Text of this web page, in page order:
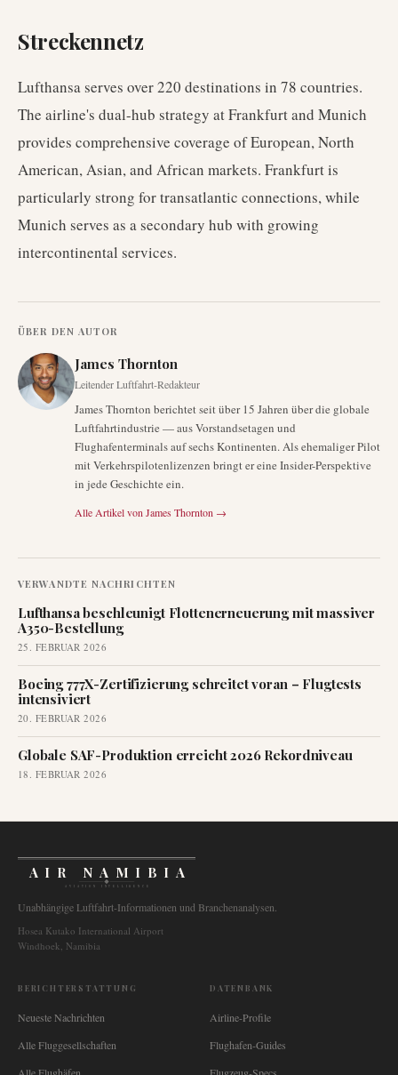
Streckennetz
Lufthansa serves over 220 destinations in 78 countries.
The airline's dual-hub strategy at Frankfurt and Munich
provides comprehensive coverage of European, North
American, Asian, and African markets. Frankfurt is
particularly strong for transatlantic connections, while
Munich serves as a secondary hub with growing
intercontinental services.
ÜBER DEN AUTOR
James Thornton
Leitender Luftfahrt-Redakteur
James Thornton berichtet seit über 15 Jahren über die globale
Luftfahrtindustrie — aus Vorstandsetagen und
Flughafenterminals auf sechs Kontinenten. Als ehemaliger Pilot
mit Verkehrspilotenlizenzen bringt er eine Insider-Perspektive
in jede Geschichte ein.
Alle Artikel von James Thornton →
VERWANDTE NACHRICHTEN
Lufthansa beschleunigt Flottenerneuerung mit massiver
A350-Bestellung
25. FEBRUAR 2026
Boeing 777X-Zertifizierung schreitet voran – Flugtests
intensiviert
20. FEBRUAR 2026
Globale SAF-Produktion erreicht 2026 Rekordniveau
18. FEBRUAR 2026
AIR NAMIBIA
AVIATION INTELLIGENCE
Unabhängige Luftfahrt-Informationen und Branchenanalysen.
Hosea Kutako International Airport
Windhoek, Namibia
BERICHTERSTATTUNG
Neueste Nachrichten
Alle Fluggesellschaften
DATENBANK
Airline-Profile
Flughafen-Guides